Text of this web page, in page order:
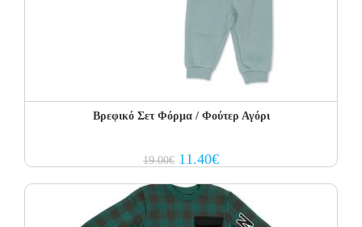
Βρεφικό Σετ Φόρμα / Φούτερ Αγόρι
19.00€ Original
price
19.00€.
11.40€Current
price
11.40€.